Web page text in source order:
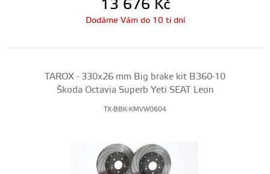
13 676 Kč
Dodáme Vám do 10 ti dní
TAROX - 330x26 mm Big brake kit B360-10
Škoda Octavia Superb Yeti SEAT Leon
TX-BBK-KMVW0604